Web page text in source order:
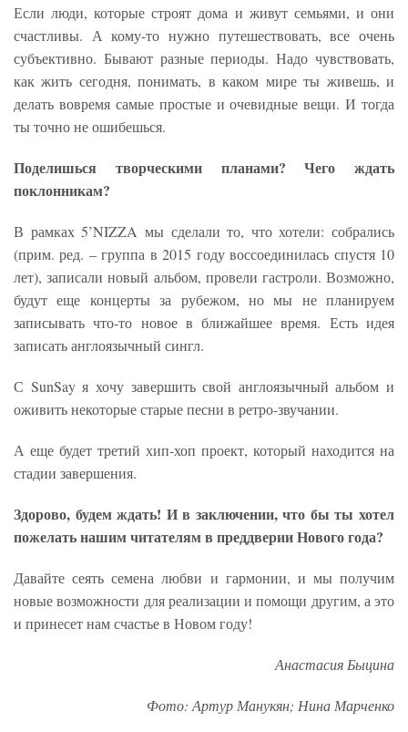
Если люди, которые строят дома и живут семьями, и они
счастливы. А кому-то нужно путешествовать, все очень
субъективно. Бывают разные периоды. Надо чувствовать,
как жить сегодня, понимать, в каком мире ты живешь, и
делать вовремя самые простые и очевидные вещи. И тогда
ты точно не ошибешься.
Поделишься творческими планами? Чего ждать
поклонникам?
В рамках 5’NIZZA мы сделали то, что хотели: собрались
(прим. ред. – группа в 2015 году воссоединилась спустя 10
лет), записали новый альбом, провели гастроли. Возможно,
будут еще концерты за рубежом, но мы не планируем
записывать что-то новое в ближайшее время. Есть идея
записать англоязычный сингл.
С SunSay я хочу завершить свой англоязычный альбом и
оживить некоторые старые песни в ретро-звучании.
А еще будет третий хип-хоп проект, который находится на
стадии завершения.
Здорово, будем ждать! И в заключении, что бы ты хотел
пожелать нашим читателям в преддверии Нового года?
Давайте сеять семена любви и гармонии, и мы получим
новые возможности для реализации и помощи другим, а это
и принесет нам счастье в Новом году!
Анастасия Быцина
Фото: Артур Манукян; Нина Марченко